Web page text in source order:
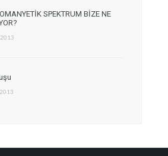
SPEKTRUM BİZE NE